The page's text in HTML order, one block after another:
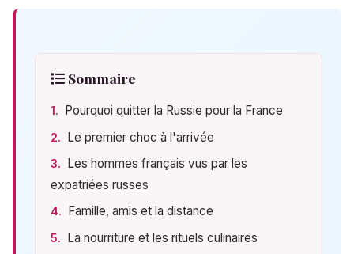
Sommaire
Pourquoi quitter la Russie pour la France
Le premier choc à l'arrivée
Les hommes français vus par les
expatriées russes
Famille, amis et la distance
La nourriture et les rituels culinaires